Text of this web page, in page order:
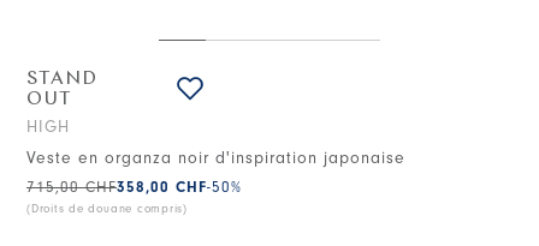
STAND
OUT
HIGH
Veste en organza noir d'inspiration japonaise
358,00 CHF
715,00 CHF -50%
(Droits de douane compris)